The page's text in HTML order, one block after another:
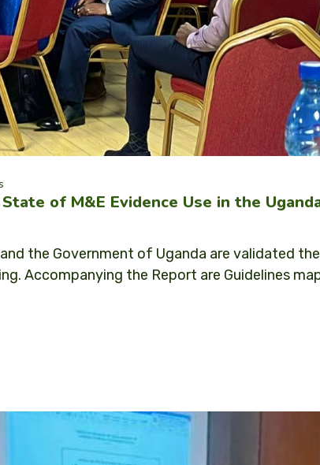
of M&E Evidence Use in the
the Government of Uganda are validated
Accompanying the Report are Guidelines